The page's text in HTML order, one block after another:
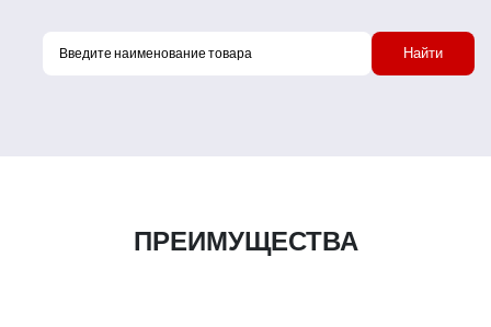
Найти
ПРЕИМУЩЕСТВА